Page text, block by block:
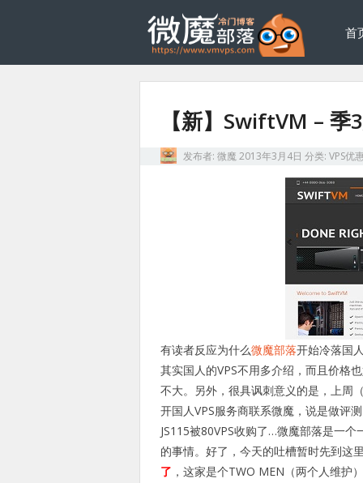
首
【新】SwiftVM –
发布者: 微魔 2013年3月4日 分类: VPS优
有读者反应为什么微魔部落开始冷落国
其实国人的VPS不用多介绍，而且价格
不大。另外，很具讽刺意义的是，上周
开国人VPS服务商联系微魔，说是做评
JS115被80VPS收购了…微魔部落是一
的事情。好了，今天的吐槽暂时先到这
了 ，这家是个TWO MEN（两个人维护